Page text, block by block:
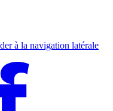
à la navigation latérale